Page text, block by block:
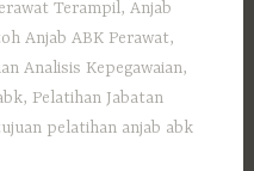
VIA ONLINE